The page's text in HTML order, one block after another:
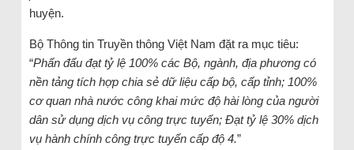
huyện.
Bộ Thông tin Truyền thông Việt Nam đặt ra mục tiêu:
“Phấn đấu đạt tỷ lệ 100% các Bộ, ngành, địa phương có
nền tảng tích hợp chia sẻ dữ liệu cấp bộ, cấp tỉnh; 100%
cơ quan nhà nước công khai mức độ hài lòng của người
dân sử dụng dịch vụ công trực tuyến; Đạt tỷ lệ 30% dịch
vụ hành chính công trực tuyến cấp độ 4.”